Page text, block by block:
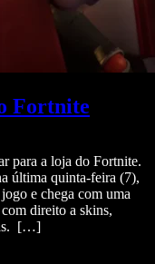
Fortnite
para a loja do Fortnite.
última quinta-feira (7),
e chega com uma
direito a skins,
[…]